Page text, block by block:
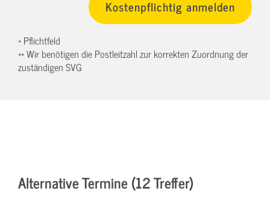
* Pflichtfeld
** Wir benötigen die Postleitzahl zur korrekten Zuordnung der
zuständigen SVG
Alternative Termine (12 Treffer)